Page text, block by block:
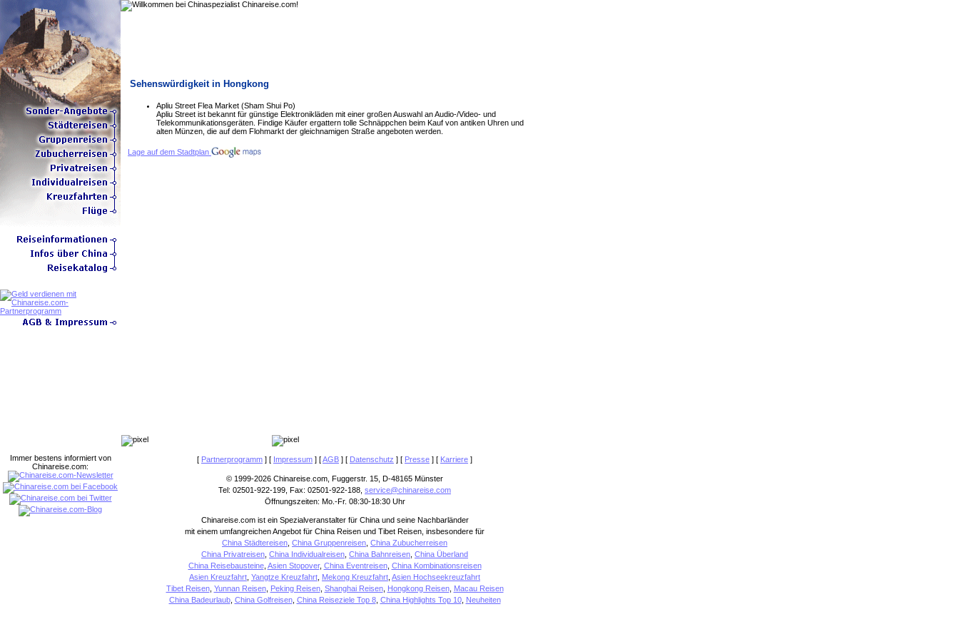
Sehenswürdigkeit in Hongkong
Apliu Street Flea Market (Sham Shui Po)
Apliu Street ist bekannt für günstige Elektronikläden mit einer großen Auswahl an Audio-/Video- und
Telekommunikationsgeräten. Findige Käufer ergattern tolle Schnäppchen beim Kauf von antiken Uhren und
alten Münzen, die auf dem Flohmarkt der gleichnamigen Straße angeboten werden.
Lage auf dem Stadtplan
[ Partnerprogramm ] [ Impressum ] [AGB ] [ Datenschutz ] [ Presse ] [ Karriere ]
© 1999-2026 Chinareise.com, Fuggerstr. 15, D-48165 Münster
Tel: 02501-922-199, Fax: 02501-922-188, service@chinareise.com
Öffnungszeiten: Mo.-Fr. 08:30-18:30 Uhr
Chinareise.com ist ein Spezialveranstalter für China und seine Nachbarländer
mit einem umfangreichen Angebot für China Reisen und Tibet Reisen, insbesondere für
China Städtereisen China Gruppenreisen China Zubucherreisen
China Privatreisen China Individualreisen China Bahnreisen China Überland
China Reisebausteine, Asien Stopover, China Eventreisen, China Kombinationsreisen
Asien Kreuzfahrt Yangtze Kreuzfahrt Mekong Kreuzfahrt Asien Hochseekreuzfahrt
Tibet Reisen, Yunnan Reisen, Peking Reisen, Shanghai Reisen, Hongkong Reisen, Macau Reisen
China Badeurlaub, China Golfreisen, China Reiseziele Top 8, China Highlights Top 10, Neuheiten
Immer bestens informiert von
Chinareise.com: